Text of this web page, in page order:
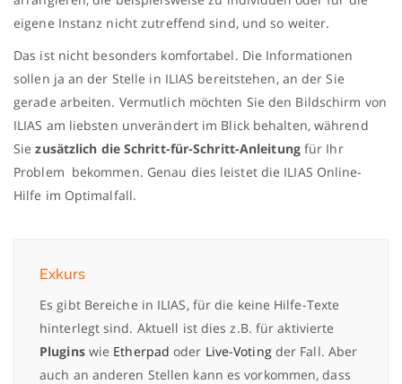
eigene Instanz nicht zutreffend sind, und so weiter.
Das ist nicht besonders komfortabel. Die Informationen
sollen ja an der Stelle in ILIAS bereitstehen, an der Sie
gerade arbeiten. Vermutlich möchten Sie den Bildschirm von
ILIAS am liebsten unverändert im Blick behalten, während
Siezusätzlich die Schritt-für-Schritt-Anleitungfür Ihr
Problem bekommen. Genau dies leistet die ILIAS Online-
Hilfe im Optimalfall.
Exkurs
Es gibt Bereiche in ILIAS, für die keine Hilfe-Texte
hinterlegt sind. Aktuell ist dies z.B. für aktivierte
Pluginswie Etherpad oder Live-Votingder Fall. Aber
auch an anderen Stellen kann es vorkommen, dass